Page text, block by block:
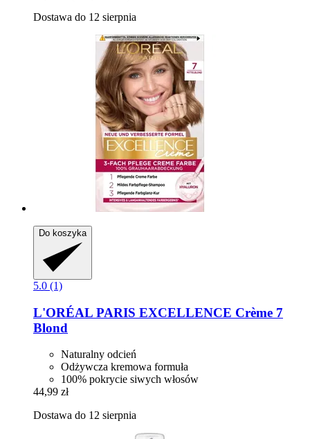
Dostawa do 12 sierpnia
Do koszyka
5.0 (1)
L'ORÉAL PARIS EXCELLENCE Crème 7
Blond
Naturalny odcień
Odżywcza kremowa formuła
100% pokrycie siwych włosów
44,99 zł
Dostawa do 12 sierpnia